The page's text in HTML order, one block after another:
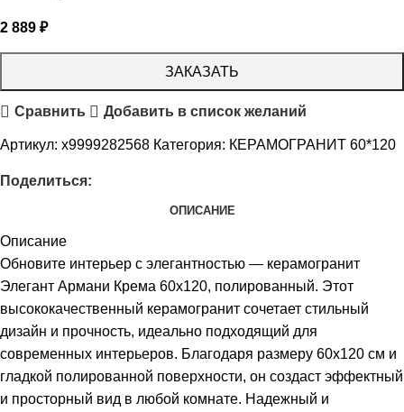
2 889 ₽
ЗАКАЗАТЬ
Сравнить Добавить в список желаний
Артикул: х9999282568 Категория: КЕРАМОГРАНИТ 60*120
Поделиться:
ОПИСАНИЕ
Описание
Обновите интерьер с элегантностью — керамогранит
Элегант Армани Крема 60х120, полированный. Этот
высококачественный керамогранит сочетает стильный
дизайн и прочность, идеально подходящий для
современных интерьеров. Благодаря размеру 60х120 см и
гладкой полированной поверхности, он создаст эффектный
и просторный вид в любой комнате. Надежный и